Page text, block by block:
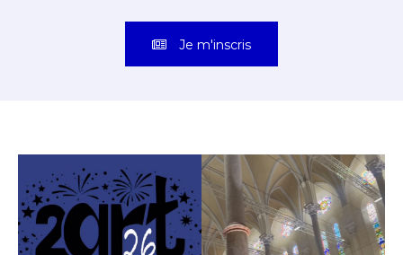
Je m'inscris